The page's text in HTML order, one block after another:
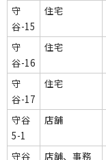
守
谷-15
住宅
守
谷-16
住宅
守
谷-17
住宅
守谷
5-1
店舗
守谷
店舗、事務